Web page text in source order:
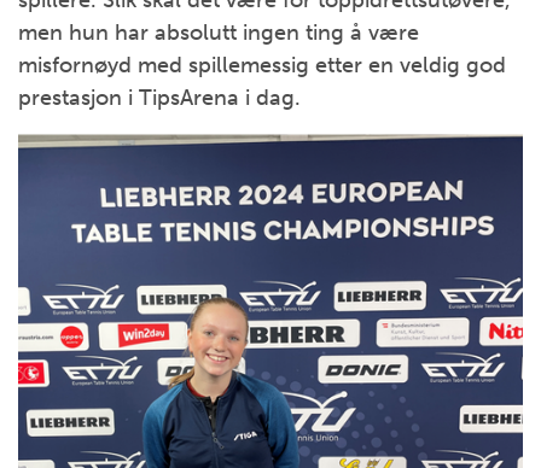
men hun har absolutt ingen ting å være
misfornøyd med spillemessig etter en veldig god
prestasjon i TipsArena i dag.